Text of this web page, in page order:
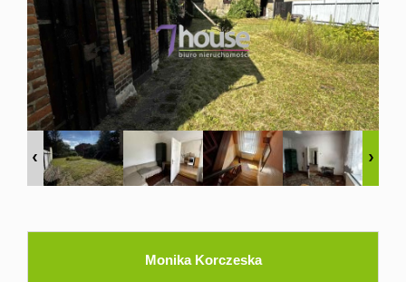
Domy
Dzialki
Lokale
Hale
Monika Korczeska